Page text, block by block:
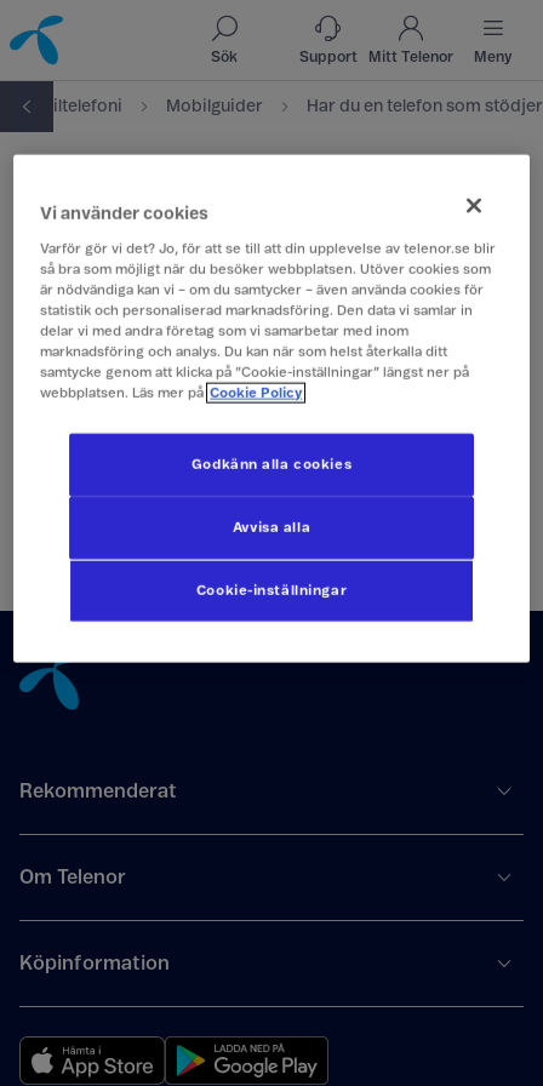
Till innehåll
Till sök
Sök Support Mitt Telenor Meny
Mobiltelefoni Mobilguider
stödjer 4G/5G?
Kontrollera detta genom att smsa 222 med
innehållet "4G" eller "5G" så får du direkt svar
på vilka tekniker din telefon stödjer.
Vilken teknik stödjer din telefon?
Telefonen stödjer 4G
Telefonen stödjer 4G och 5G
Tillbaka till innehåll
Rekommenderat
Om Telenor
Köpinformation
Vi använder cookies
Varför gör vi det? Jo, för att se till att din upplevelse av telenor.se blir
så bra som möjligt när du besöker webbplatsen. Utöver cookies som
är nödvändiga kan vi – om du samtycker – även använda cookies för
statistik och personaliserad marknadsföring. Den data vi samlar in
delar vi med andra företag som vi samarbetar med inom
marknadsföring och analys. Du kan när som helst återkalla ditt
samtycke genom att klicka på ”Cookie-inställningar” längst ner på
webbplatsen. Läs mer på Cookie Policy
Cookie-inställningar
Avvisa alla
Godkänn alla cookies